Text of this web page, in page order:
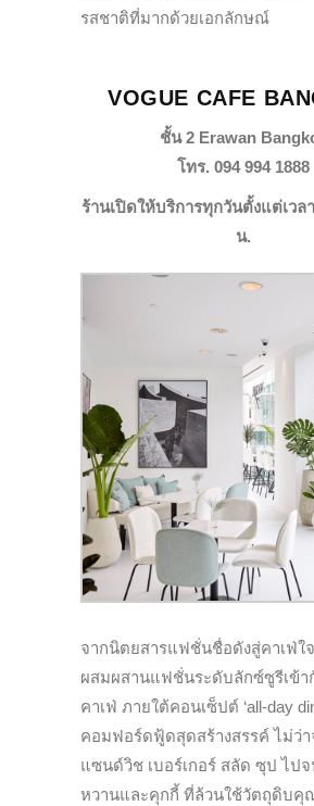
รสชาติที่มากด้วยเอกลักษณ์
VOGUE CAFE
ชั้น 2 Erawan
โทร. 094 994 1888
ร้านเปิดให้บริการทุกวันตั้งแต่เวล
น.
จากนิตยสารแฟชั่นชื่อดังสู่คาเฟ่ใจ
ผสมผสานแฟชั่นระดับลักซ์ซูรีเข้
คาเฟ่ ภายใต้คอนเซ็ปต์ ‘all-day
คอมฟอร์ดฟู้ดสุดสร้างสรรค์ ไม่ว่า
แซนด์วิช เบอร์เกอร์ สลัด ซุป ไปจ
หวานและคุกกี้ ที่ล้วนใช้วัตถุดิบคุ